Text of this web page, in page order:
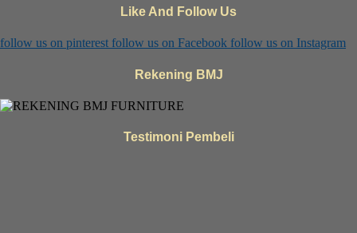
Like And Follow Us
follow us on pinterest follow us on Facebook follow us on Instagram
Rekening BMJ
Testimoni Pembeli